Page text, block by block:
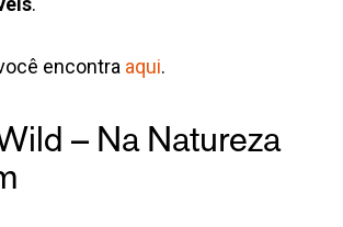
encontra aqui.
– Na Natureza